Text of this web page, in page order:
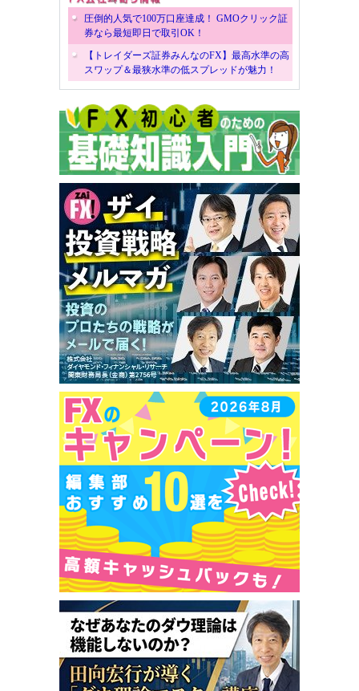
圧倒的人気で100万口座達成！ GMOクリック証
券なら最短即日で取引OK！
【トレイダーズ証券みんなのFX】最高水準の高
スワップ＆最狭水準の低スプレッドが魅力！